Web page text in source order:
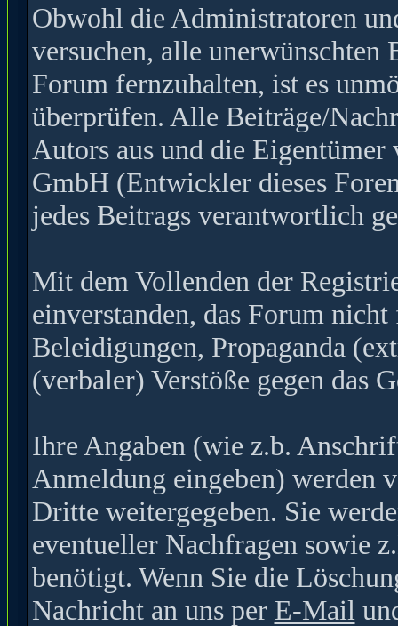
Obwohl die Administratoren
versuchen, alle unerwünschten
Forum fernzuhalten, ist es
überprüfen. Alle Beiträge/
Autors aus und die
GmbH (Entwickler dieses
jedes Beitrags verantwortlich
Mit dem Vollenden der
einverstanden, das Forum
Beleidigungen, Propaganda
(verbaler) Verstöße gegen das
Ihre Angaben (wie z.b.
Anmeldung eingeben) werden
Dritte weitergegeben. Sie
eventueller Nachfragen sowie
benötigt. Wenn Sie die
Nachricht an uns per E-Mail